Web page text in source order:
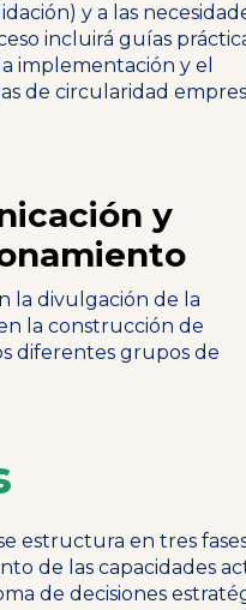
y a las
incluirá guías
implementación y el
de circularidad
y
la divulgación de la
la construcción de
diferentes grupos de
estructura en tres
de las capacidades
de decisiones